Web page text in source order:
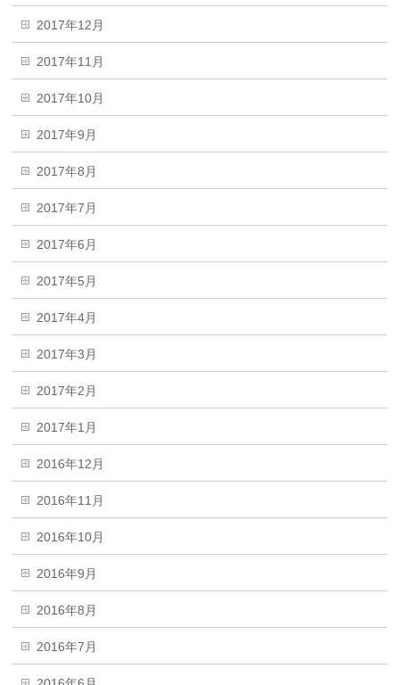
2017年12月
2017年11月
2017年10月
2017年9月
2017年8月
2017年7月
2017年6月
2017年5月
2017年4月
2017年3月
2017年2月
2017年1月
2016年12月
2016年11月
2016年10月
2016年9月
2016年8月
2016年7月